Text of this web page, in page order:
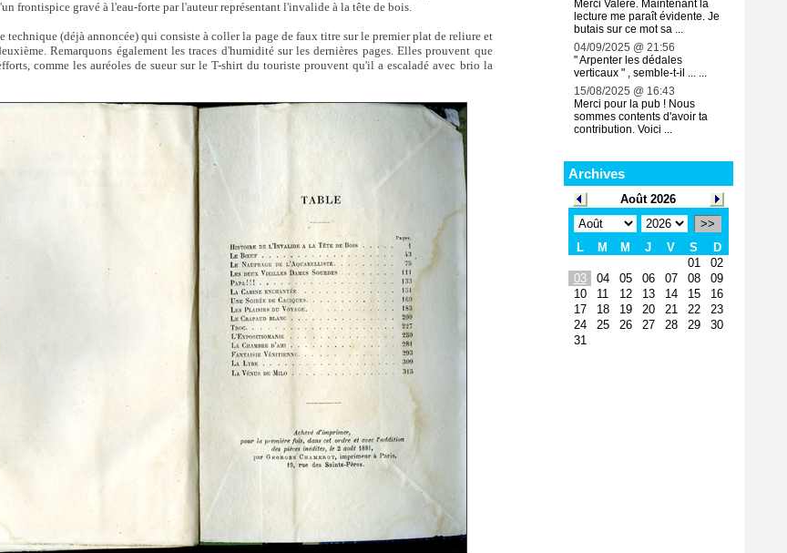
frontispice gravé à l'eau-forte par l'auteur représentant l'invalide à la tête de bois.
technique (déjà annoncée) qui consiste à coller la page de faux titre sur le premier plat de reliure et
Remarquons également les traces d'humidité sur les dernières pages. Elles prouvent que
comme les auréoles de sueur sur le T-shirt du touriste prouvent qu'il a escaladé avec brio la
Merci Valère. Maintenant la
lecture me paraît évidente. Je
butais sur ce mot sa ...
04/09/2025 @ 21:56
" Arpenter les dédales
verticaux " , semble-t-il ... ...
15/08/2025 @ 16:43
Merci pour la pub ! Nous
sommes contents d'avoir ta
contribution. Voici ...
Archives
Août 2026
>>
L
M M J V S
D
01
02
03
04 05 06 07 08
09
10
11 12 13 14 15
16
17
18 19 20 21 22
23
24
25 26 27 28 29
30
31